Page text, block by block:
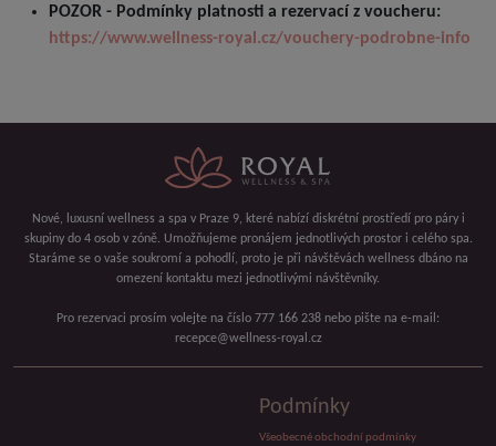
POZOR - Podmínky platnosti a rezervací z voucheru:
https://www.wellness-royal.cz/vouchery-podrobne-info
Nové, luxusní wellness a spa v Praze 9, které nabízí diskrétní prostředí pro páry i
skupiny do 4 osob v zóně. Umožňujeme pronájem jednotlivých prostor i celého spa.
Staráme se o vaše soukromí a pohodlí, proto je při návštěvách wellness dbáno na
omezení kontaktu mezi jednotlivými návštěvníky.
Pro rezervaci prosím volejte na číslo 777 166 238 nebo pište na e-mail:
recepce@wellness-royal.cz
Podmínky
Všeobecné obchodní podmínky